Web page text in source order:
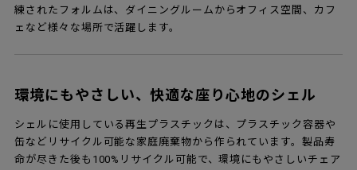
練されたフォルムは、ダイニングルームからオフィス空間、カフ
ェなど様々な場所で活躍します。
環境にもやさしい、快適な座り心地のシェル
シェルに使用している再生プラスチックは、プラスチック容器や
缶などリサイクル可能な家庭廃棄物から作られています。製品寿
命が尽きた後も100%リサイクル可能で、環境にもやさしいチェア